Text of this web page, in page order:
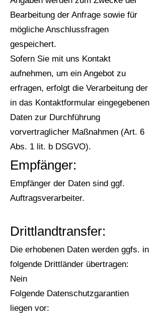
Bearbeitung der Anfrage sowie für
mögliche Anschlussfragen
gespeichert.
Sofern Sie mit uns Kontakt
aufnehmen, um ein Angebot zu
erfragen, erfolgt die Verarbeitung der
in das Kontaktformular eingegebenen
Daten zur Durchführung
vorvertraglicher Maßnahmen (Art. 6
Abs. 1 lit. b DSGVO).
Empfänger:
Empfänger der Daten sind ggf.
Auftragsverarbeiter.
Drittlandtransfer:
Die erhobenen Daten werden ggfs. in
folgende Drittländer übertragen:
Nein
Folgende Datenschutzgarantien
liegen vor: